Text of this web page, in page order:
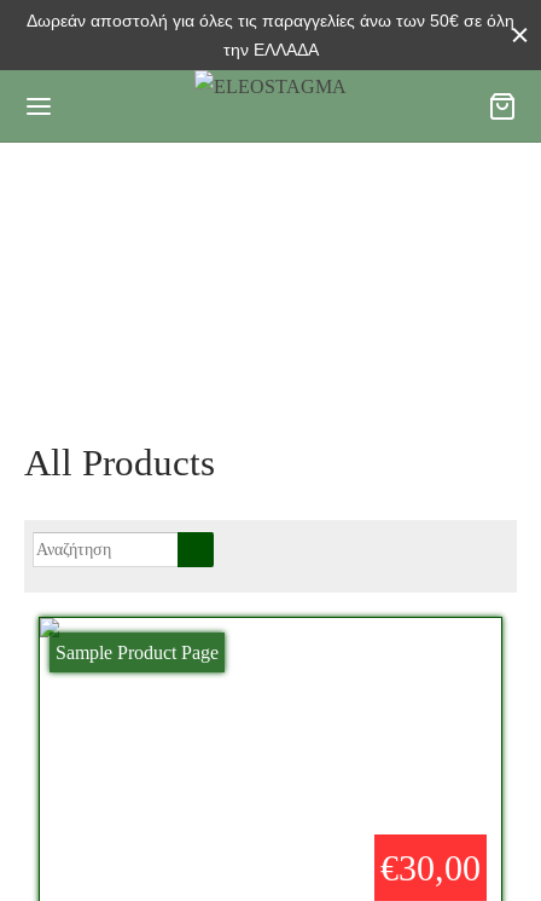
Δωρεάν αποστολή για όλες τις παραγγελίες άνω των 50€ σε όλη
την ΕΛΛΑΔΑ
All Products
Sample Product Page
€30,00